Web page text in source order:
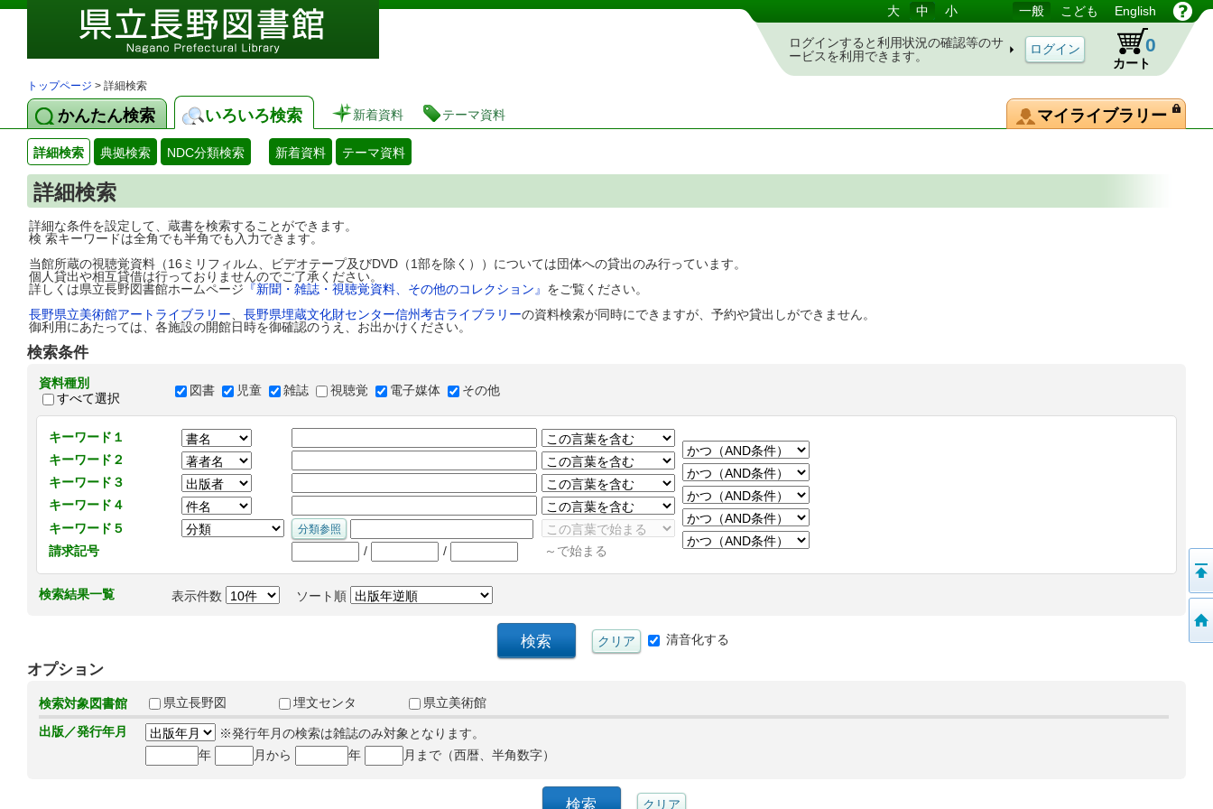
図書館 蔵書検索・予約システム 大 中 小 一般 こども English
ログインすると利用状況の確認等のサ
ービスを利用できます。
カート
0
トップページ > 詳細検索
かんたん検索 いろいろ検索 新着資料 テーマ資料 マイライブラリー
詳細検索 典拠検索 NDC分類検索 新着資料 テーマ資料
詳細検索
詳細な条件を設定して、蔵書を検索することができます。
検 索キーワードは全角でも半角でも入力できます。
当館所蔵の視聴覚資料（16ミリフィルム、ビデオテープ及びDVD（1部を除く））については団体への貸出のみ行っています。
個人貸出や相互貸借は行っておりませんのでご了承ください。
詳しくは県立長野図書館ホームページ 『新聞・雑誌・視聴覚資料、その他のコレクション』 をご覧ください。
長野県立美術館アートライブラリー
長野県埋蔵文化財センター信州考古ライブラリーの資料検索が同時にできますが、予約や貸出しができません。
御利用にあたっては、各施設の開館日時を御確認のうえ、お出かけください。
検索条件
資料種別
すべて選択
図書 児童 雑誌 視聴覚 電子媒体 その他
キーワード１
キーワード２
キーワード３
キーワード４
キーワード５
請求記号
/ / ～で始まる
検索結果一覧 表示件数 ソート順
清音化する
オプション
検索対象図書館 県立長野図 埋文センタ
県立美術館
出版／発行年月
※発行年月の検索は雑誌のみ対象となります。
年
月から 年 月まで（西暦、半角数字）